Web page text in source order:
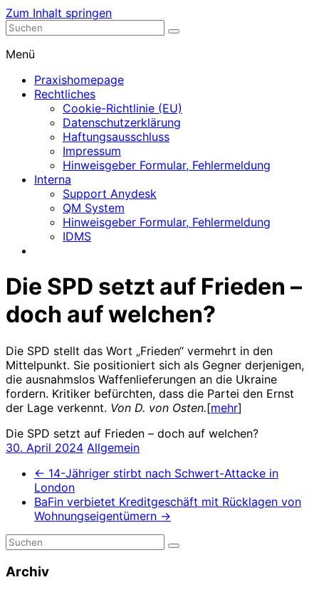
Zum Inhalt springen
Nephrologische Praxis mit Dialyse
Menü
Praxishomepage
Rechtliches
Cookie-Richtlinie (EU)
Datenschutzerklärung
Haftungsausschluss
Impressum
Hinweisgeber Formular, Fehlermeldung
Interna
Support Anydesk
QM System
Hinweisgeber Formular, Fehlermeldung
IDMS
Die SPD setzt auf Frieden –
doch auf welchen?
Die SPD stellt das Wort „Frieden“ vermehrt in den
Mittelpunkt. Sie positioniert sich als Gegner derjenigen,
die ausnahmslos Waffenlieferungen an die Ukraine
fordern. Kritiker befürchten, dass die Partei den Ernst
der Lage verkennt. Von D. von Osten.[mehr]
Die SPD setzt auf Frieden – doch auf welchen?
30. April 2024 Allgemein
← 14-Jähriger stirbt nach Schwert-Attacke in
London
BaFin verbietet Kreditgeschäft mit Rücklagen von
Wohnungseigentümern →
Archiv